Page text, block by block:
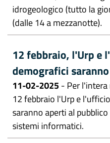
idrogeologico (tutto la
(dalle 14 a mezzanotte).
12 febbraio, l'Urp e
demografici
11-02-2025- Per
12 febbraio l'Urp e
saranno aperti al
sistemi informatici.